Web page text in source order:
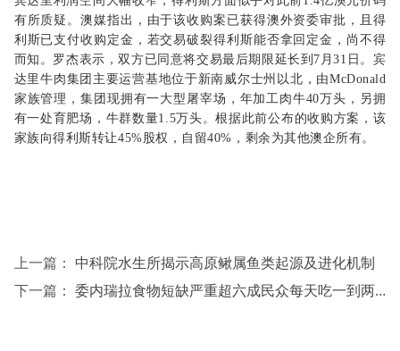
有所质疑。澳媒指出，由于该收购案已获得澳外资委审批，且得
利斯已支付收购定金，若交易破裂得利斯能否拿回定金，尚不得
而知。罗杰表示，双方已同意将交易最后期限延长到7月31日。宾
达里牛肉集团主要运营基地位于新南威尔士州以北，由McDonald
家族管理，集团现拥有一大型屠宰场，年加工肉牛40万头，另拥
有一处育肥场，牛群数量1.5万头。根据此前公布的收购方案，该
家族向得利斯转让45%股权，自留40%，剩余为其他澳企所有。
上一篇： 中科院水生所揭示高原鳅属鱼类起源及进化机制
下一篇： 委内瑞拉食物短缺严重超六成民众每天吃一到两餐